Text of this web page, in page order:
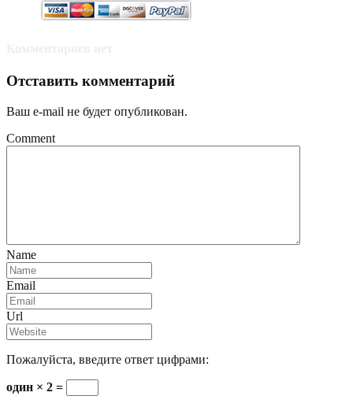
Отставить комментарий
Ваш e-mail не будет опубликован.
Comment
Name
Email
Url
Пожалуйста, введите ответ цифрами:
один × 2 =